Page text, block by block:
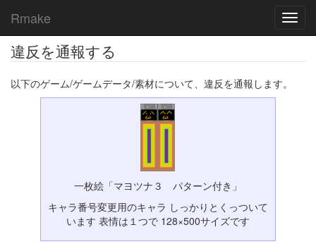
Rmake
違反を通報する
以下のゲーム/ゲームデータ/素材について、違反を通報します。
一枚絵「マヨツナ３ パターン付き」
キャラ番号変更用のキャラ しっかりとくっついて
います 表情は１つで 128×500サイズです